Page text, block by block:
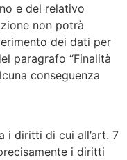
e del relativo
non potrà
dei dati per
paragrafo “Finalità
conseguenza
i diritti di cui all’art. 7
i diritti